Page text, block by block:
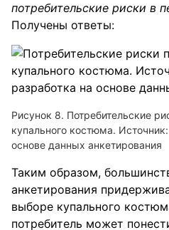
потребительские риски в
Получены ответы:
Рисунок 8. Потребительские
купального костюма.
основе данных анкетирования
Таким образом,
анкетирования
выборе купального
потребитель может